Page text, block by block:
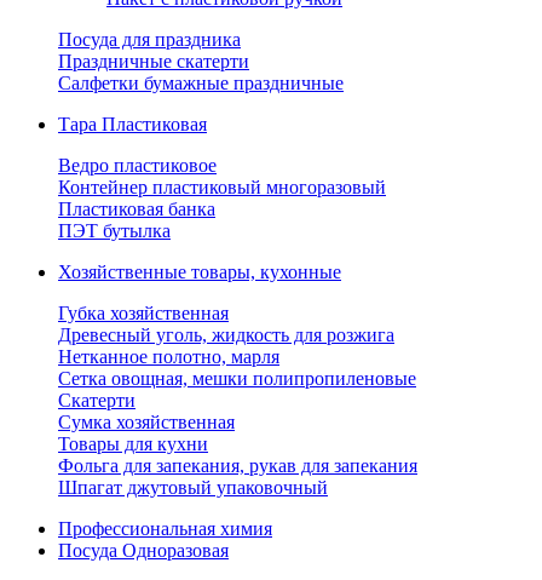
Посуда для праздника
Праздничные скатерти
Салфетки бумажные праздничные
Тара Пластиковая
Ведро пластиковое
Контейнер пластиковый многоразовый
Пластиковая банка
ПЭТ бутылка
Хозяйственные товары, кухонные
Губка хозяйственная
Древесный уголь, жидкость для розжига
Нетканное полотно, марля
Сетка овощная, мешки полипропиленовые
Скатерти
Сумка хозяйственная
Товары для кухни
Фольга для запекания, рукав для запекания
Шпагат джутовый упаковочный
Профессиональная химия
Посуда Одноразовая